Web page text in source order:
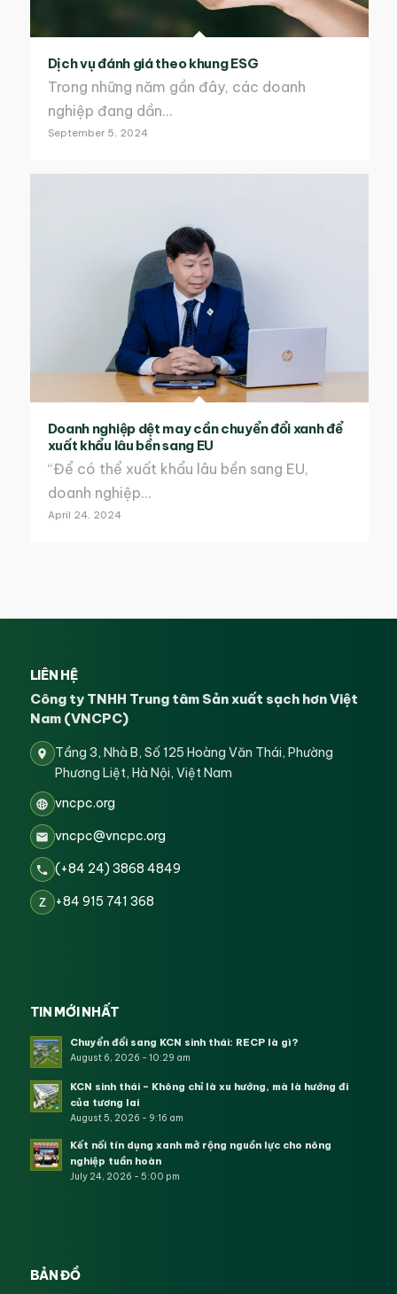
Dịch vụ đánh giá theo khung ESG
Trong những năm gần đây, các doanh
nghiệp đang dần…
September 5, 2024
Doanh nghiệp dệt may cần chuyển đổi xanh để
xuất khẩu lâu bền sang EU
“Để có thể xuất khẩu lâu bền sang EU,
doanh nghiệp…
April 24, 2024
LIÊN HỆ
Công ty TNHH Trung tâm Sản xuất sạch hơn Việt
Nam (VNCPC)
Tầng 3, Nhà B, Số 125 Hoàng Văn Thái, Phường
Phương Liệt, Hà Nội, Việt Nam
vncpc.org
vncpc@vncpc.org
(+84 24) 3868 4849
Z +84 915 741 368
TIN MỚI NHẤT
Chuyển đổi sang KCN sinh thái: RECP là gì?
August 6, 2026 - 10:29 am
KCN sinh thái – Không chỉ là xu hướng, mà là hướng đi
của tương lai
August 5, 2026 - 9:16 am
Kết nối tín dụng xanh mở rộng nguồn lực cho nông
nghiệp tuần hoàn
July 24, 2026 - 5:00 pm
BẢN ĐỒ